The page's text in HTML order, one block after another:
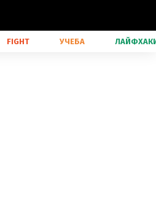
FIGHT УЧЕБА